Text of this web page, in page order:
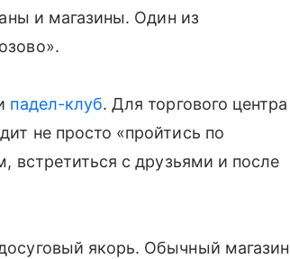
и магазины. Один из
падел-клуб. Для торгового центра
не просто «пройтись по
встретиться с друзьями и после
якорь. Обычный магазин